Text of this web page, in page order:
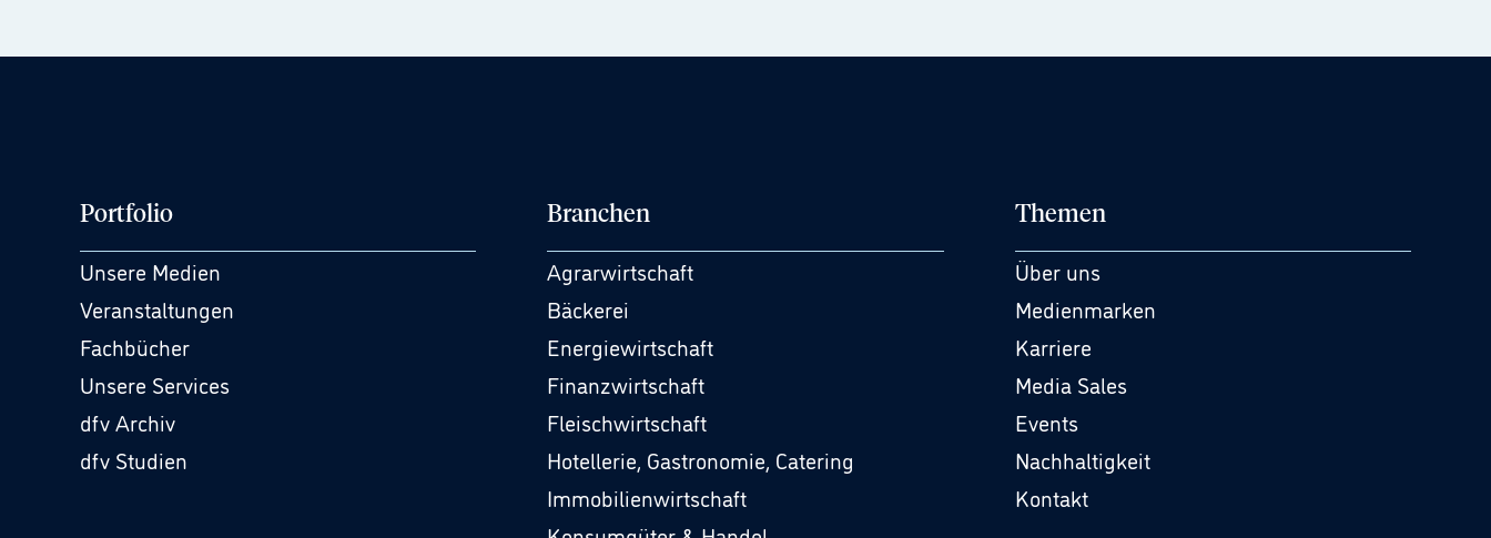
Portfolio
Unsere Medien
Veranstaltungen
Fachbücher
Unsere Services
dfv Archiv
dfv Studien
Branchen
Agrarwirtschaft
Bäckerei
Energiewirtschaft
Finanzwirtschaft
Fleischwirtschaft
Hotellerie, Gastronomie, Catering
Immobilienwirtschaft
Themen
Über uns
Medienmarken
Karriere
Media Sales
Events
Nachhaltigkeit
Kontakt